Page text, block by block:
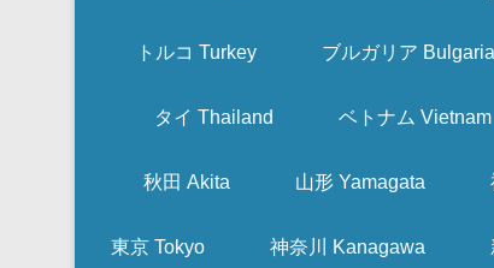
トルコ Turkey ブルガリア Bulgaria
タイ Thailand ベトナム Vietnam
秋田 Akita 山形 Yamagata
東京 Tokyo 神奈川 Kanagawa